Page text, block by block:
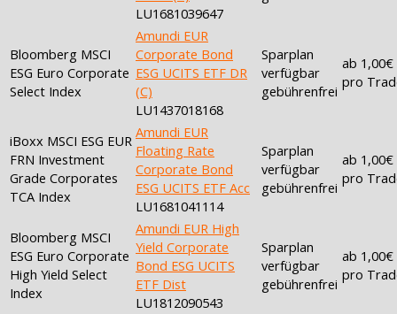
LU1681039647
Bloomberg MSCI
ESG Euro Corporate
Select Index
Amundi EUR
Corporate Bond
ESG UCITS ETF DR
(C)
LU1437018168
Sparplan
verfügbar
gebührenfrei
ab 1,00€
pro
iBoxx MSCI ESG EUR
FRN Investment
Grade Corporates
TCA Index
Amundi EUR
Floating Rate
Corporate Bond
ESG UCITS ETF Acc
LU1681041114
Sparplan
verfügbar
gebührenfrei
ab 1,00€
pro
Bloomberg MSCI
ESG Euro Corporate
High Yield Select
Index
Amundi EUR High
Yield Corporate
Bond ESG UCITS
ETF Dist
LU1812090543
Sparplan
verfügbar
gebührenfrei
ab 1,00€
pro